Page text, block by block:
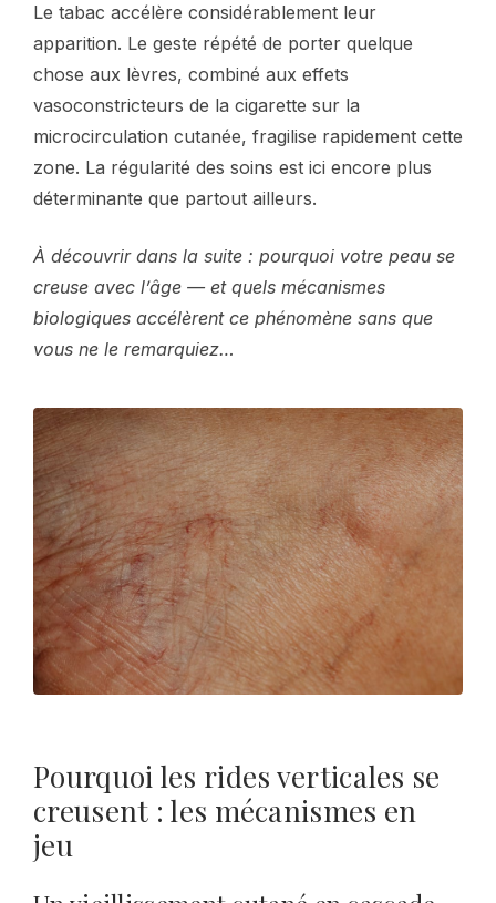
Le tabac accélère considérablement leur
apparition. Le geste répété de porter quelque
chose aux lèvres, combiné aux effets
vasoconstricteurs de la cigarette sur la
microcirculation cutanée, fragilise rapidement cette
zone. La régularité des soins est ici encore plus
déterminante que partout ailleurs.
À découvrir dans la suite : pourquoi votre peau se
creuse avec l’âge — et quels mécanismes
biologiques accélèrent ce phénomène sans que
vous ne le remarquiez…
Pourquoi les rides verticales se
creusent : les mécanismes en
jeu